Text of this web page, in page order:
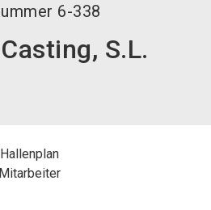
6-338
S.L.
Hallenplan
Mitarbeiter